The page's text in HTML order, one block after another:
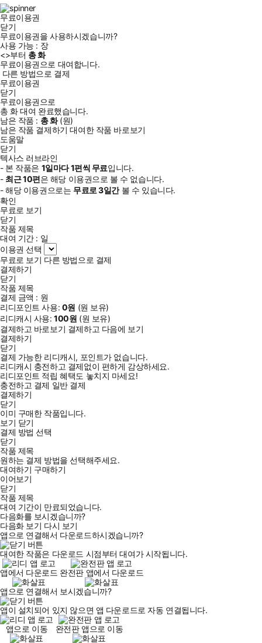
무료이용권
닫기
무료이용권을 사용하시겠습니까?
사용 가능 : 장
<>부터 총화
무료이용권으로 대여합니다.
다른 방법으로 결제
무료이용권
닫기
무료이용권으로
총 화대여 완료했습니다.
남은 작품 : 총화(원)
남은 작품 결제하기 대여한 작품 바로보기
도움말
닫기
텍사스 러브라인
- 본 작품은 1일마다1편씩 무료입니다.
- 최근10편은 해당 이용권으로 볼 수 없습니다.
- 해당 이용권으로는 무료로3일간볼 수 있습니다.
확인
무료로 보기
닫기
작품 제목
대여 기간 : 일
이용권 선택
무료로 보기 다른 방법으로 결제
결제하기
닫기
작품 제목
결제 금액 : 원
리디포인트 사용: 0원 (원 보유)
리디캐시 사용:100원 (원 보유)
결제하고 바로보기 결제하고 다음에 보기
결제하기
닫기
결제 가능한 리디캐시, 포인트가 없습니다.
리디캐시 충전하고 결제없이 편하게 감상하세요.
리디포인트 적립 혜택도 놓치지 마세요!
충전하고 결제 일반 결제
결제하기
닫기
이미 구매한 작품입니다.
보기 닫기
결제 방법 선택
닫기
작품 제목
원하는 결제 방법을 선택해주세요.
대여하기 구매하기
이어보기
닫기
작품 제목
대여 기간이 만료되었습니다.
다음화를 보시겠습니까?
다음화 보기 다시 보기
앱으로 연결해서 다운로드하시겠습니까?
대여한 작품은 다운로드 시점부터 대여가 시작됩니다.
앱에서 다운로드 완전판 앱에서 다운로드
앱으로 연결해서 보시겠습니까?
앱이 설치되어 있지 않으면 앱 다운로드로 자동 연결됩니다.
앱으로 이동
완전판 앱으로 이동